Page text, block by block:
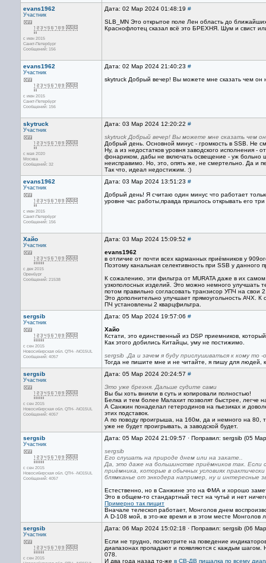
evans1962
Участник
с июн 2015
Санкт-Петербург
Сообщений: 156
Дата: 02 Мар 2024 01:48:19 #
SLB_MN Это открытое поле Лен область до
Краснофлотец сказал всё это БРЕХНЯ. Шум и свист
evans1962
Участник
с июн 2015
Санкт-Петербург
Сообщений: 156
Дата: 02 Мар 2024 21:40:23 #
skytruck Добрый вечер! Вы можете мне сказать чем он
skytruck
Участник
с мая 2020
Москва
Сообщений: 32
Дата: 03 Мар 2024 12:20:22 #
skytruck Добрый вечер! Вы можете мне сказать чем
Добрый день. Основной минус - громкость в SSB. Не
Ну, а из недостатков уровня заводского исполнения -
фонариком, дабы не включать освещение - уж больно
неисправимо. Но, это, опять же, не смертельно. Да и
Так что, идеал недостижим. :)
evans1962
Участник
с июн 2015
Санкт-Петербург
Сообщений: 156
Дата: 03 Мар 2024 13:51:23 #
Добрый день! Я считаю один минус что работает
уровне час работы,правда пришлось открывать его
Хайо
Участник
с дек 2015
Оренбург
Сообщений: 21538
Дата: 03 Мар 2024 15:09:52 #
evans1962
в отличие от почти всех карманных приёмников у
Поэтому канальная селективность при SSB у данного
К сожалению, эти фильтра от MURATA даже в их
узкополосных изделий. Это можно немного улучшать
потом правильно согласовать транзисор УПЧ на свои
Это дополнительно улучшает прямоугольность АЧХ.
ПЧ установлены 2 кварцфильтра.
sergsib
Участник
с сен 2015
Новосибирская обл. QTH- -NO15UL
Сообщений: 4057
Дата: 05 Мар 2024 19:57:06 #
Хайо
Кстати, это единственный из DSP приемников,
Как этого добились Китайцы, уму не постижимо.
sergsib .Да и зачем я буду прислушиваться к кому
Тогда не пишите мне и не читайте, я пишу для людей,
sergsib
Участник
с сен 2015
Новосибирская обл. QTH- -NO15UL
Сообщений: 4057
Дата: 05 Мар 2024 20:24:57 #
Это уже брехня. Дальше судите сами
Вы бы хоть вникли в суть и копировали полностью!
Белка и тем более Малахит позволят быстрее, легче
А Санжин понаделал гетеродинов на пьезиках и
этих подставок.
А по поводу проигрыша, на 160м, да и немного на 80,
уже не будет проигрывать, а заводской будет.
sergsib
Участник
с сен 2015
Новосибирская обл. QTH- -NO15UL
Сообщений: 4057
Дата: 05 Мар 2024 21:09:57 · Поправил: sergsib (05
sergsib
Его слушать на природе днем или на закате..
Дa, это дaже нa большинcтве приёмников тaк.
приёмникa, которые в обычных уcловиях
блямкaнье от энкодерa нaпример, ну и интереcные
Естественно, но в Санжине это на ФМА и хорошо
Это в общем-то стандартный тест на чутьё и нет
Примерно так пищит
Вначале телескоп работает, Монголов днем
А D-108 мой, в это-же время и в этом месте Монголов
sergsib
Участник
с сен 2015
Дата: 06 Мар 2024 15:02:18 · Поправил: sergsib (06
Если не трудно, посмотрите на поведение
диапазонах пропадают и появляются с каждым шагом.
078.
И два года назад то-же в СВ-ДВ пищалка по всему